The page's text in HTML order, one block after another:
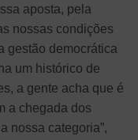
aposta, pela
nossas condições
gestão democrática
um histórico de
a gente acha que é
a chegada dos
nossa categoria”,